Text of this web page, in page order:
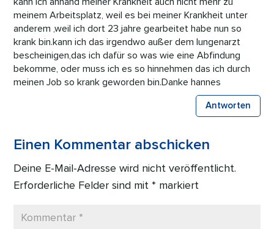
meinem Arbeitsplatz, weil es bei meiner Krankheit unter
anderem ,weil ich dort 23 jahre gearbeitet habe nun so
krank bin.kann ich das irgendwo außer dem lungenarzt
bescheinigen,das ich dafür so was wie eine Abfindung
bekomme, oder muss ich es so hinnehmen das ich durch
meinen Job so krank geworden bin.Danke hannes
Antworten
Einen Kommentar abschicken
Deine E-Mail-Adresse wird nicht veröffentlicht.
Erforderliche Felder sind mit* markiert